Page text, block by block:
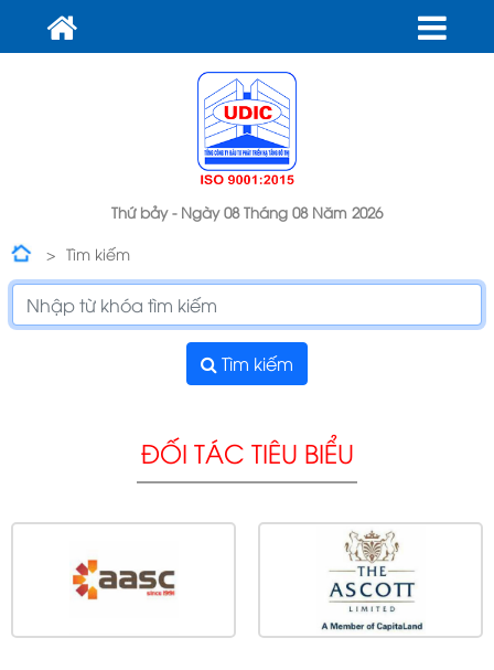
Thứ bảy - Ngày 08 Tháng 08 Năm 2026
Tìm kiếm
Tìm kiếm
ĐỐI TÁC TIÊU BIỂU